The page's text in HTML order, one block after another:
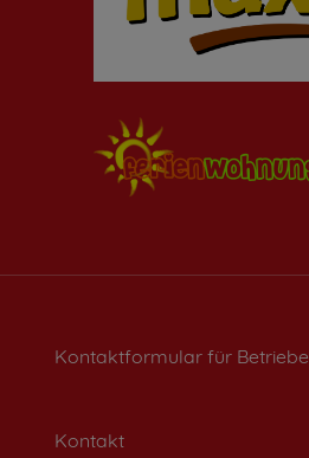
Kontaktformular für Betriebe
Kontakt